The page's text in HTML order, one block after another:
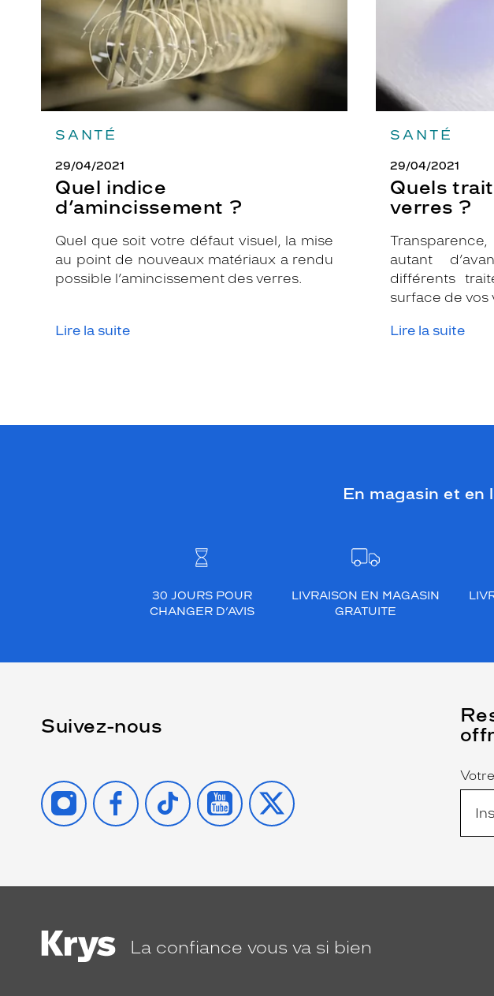
SANTÉ
29/04/2021
Quel indice
d’amincissement ?
Quel que soit votre défaut visuel, la mise
au point de nouveaux matériaux a rendu
possible l’amincissement des verres.
Lire la suite
SANTÉ
29/04/2021
Quels
verres ?
autant
différents
surface de vos
Lire la suite
En magasin et en
30 JOURS POUR
CHANGER D’AVIS
LIVRAISON EN MAGASIN
GRATUITE
Suivez-nous
INSTAGRAMFACEBOOK
TIKTOK YOUTUBE
X
Name
(Ce
champ
est
La confiance vous va si bien